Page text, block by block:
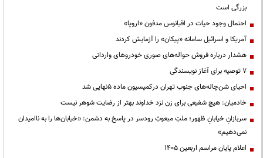
بزرگی است
احتمال وجود حیات در اقیانوس مدفون «اروپا»
آمریکا و اسرائیل سامانه «پیکان» را آزمایش کردند
هشدار درباره فروش حواله‌های صوری خودروهای وارداتی
۷ توصیه برای آغاز نویسندگی
احیای شن‌چاله‌های جنوب تهران درکمیسیون ماده ۵نهایی شد
خادمیان: هیچ شفیعی برای زن نزد خداوند بهتر از رضایت شوهر نیست
سربازانِ خیابانِ ظهور؛ ملتِ مبعوثِ رودسر در پاسخ به دشمن: «خیابان‌ها را به ناامیدان
نمی‌دهیم»
اعلام پایان مراسم اربعین ۱۴۰۵